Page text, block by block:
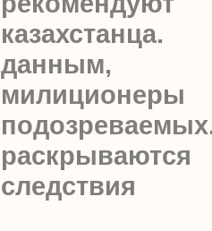
данным,
следствия